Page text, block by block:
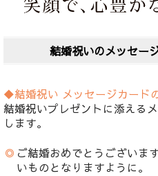
結婚祝いのメッセー
◆結婚祝い メッセージカード
結婚祝いプレゼントに添える
します。
◎ ご結婚おめでとうございま
いものとなりますように。